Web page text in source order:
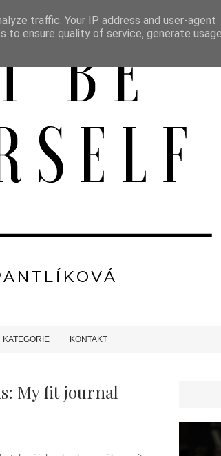
KATEGORIE KONTAKT
My fit journal
traffic. Your IP address and user-agent
to ensure quality of service, generate usage